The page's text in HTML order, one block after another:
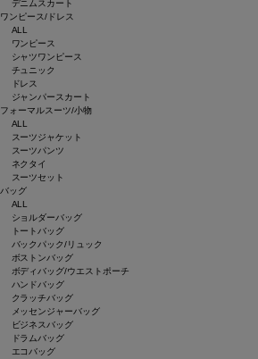
デニムスカート
ワンピース/ドレス
ALL
ワンピース
シャツワンピース
チュニック
ドレス
ジャンパースカート
フォーマルスーツ/小物
ALL
スーツジャケット
スーツパンツ
ネクタイ
スーツセット
バッグ
ALL
ショルダーバッグ
トートバッグ
バックパック/リュック
ボストンバッグ
ボディバッグ/ウエストポーチ
ハンドバッグ
クラッチバッグ
メッセンジャーバッグ
ビジネスバッグ
ドラムバッグ
エコバッグ